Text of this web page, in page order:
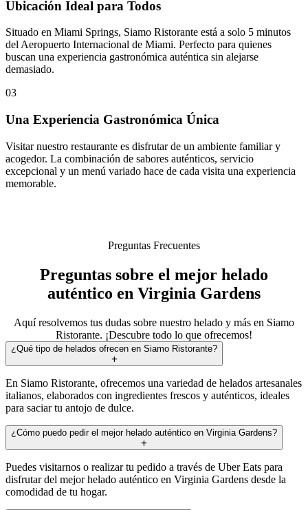
Ubicación Ideal para Todos
Situado en Miami Springs, Siamo Ristorante está a solo 5 minutos
del Aeropuerto Internacional de Miami. Perfecto para quienes
buscan una experiencia gastronómica auténtica sin alejarse
demasiado.
03
Una Experiencia Gastronómica Única
Visitar nuestro restaurante es disfrutar de un ambiente familiar y
acogedor. La combinación de sabores auténticos, servicio
excepcional y un menú variado hace de cada visita una experiencia
memorable.
Preguntas Frecuentes
Preguntas sobre el mejor helado
auténtico en Virginia Gardens
Aquí resolvemos tus dudas sobre nuestro helado y más en Siamo
Ristorante. ¡Descubre todo lo que ofrecemos!
¿Qué tipo de helados ofrecen en Siamo Ristorante?
En Siamo Ristorante, ofrecemos una variedad de helados artesanales
italianos, elaborados con ingredientes frescos y auténticos, ideales
para saciar tu antojo de dulce.
¿Cómo puedo pedir el mejor helado auténtico en Virginia Gardens?
Puedes visitarnos o realizar tu pedido a través de Uber Eats para
disfrutar del mejor helado auténtico en Virginia Gardens desde la
comodidad de tu hogar.